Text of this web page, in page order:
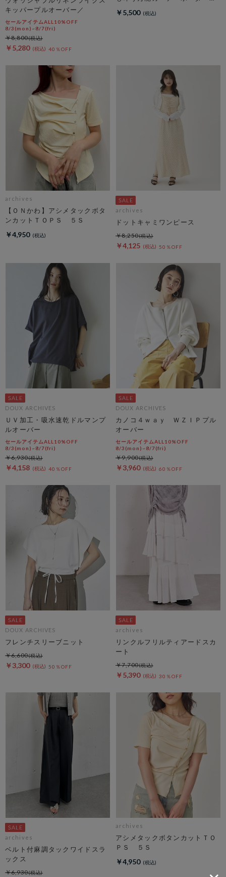
キッパープルオーバー／
セールアイテムALL10%OFF
8/3(mon)~8/7(fri)
￥5,280 40％OFF
￥8,800
ニットカーディガン
￥5,500
archives
【ＯＮかわ】アシメタックボタ
ンカットＴＯＰＳ ５Ｓ
￥4,950
archives
ドットキャミワンピース
￥4,125 50％OFF
￥8,250
DOUX ARCHIVES
ＵＶ加工・吸水速乾ドルマンプ
ルオーバー
セールアイテムALL10%OFF
8/3(mon)~8/7(fri)
￥4,158 40％OFF
￥6,930
DOUX ARCHIVES
カノコ４ｗａｙ ＷＺＩＰプル
オーバー
セールアイテムALL10%OFF
8/3(mon)~8/7(fri)
￥3,960 60％OFF
￥9,900
DOUX ARCHIVES
フレンチスリーブニット
￥3,300 50％OFF
￥6,600
archives
リンクルフリルティアードスカ
ート
￥5,390 30％OFF
￥7,700
archives
ベルト付麻調タックワイドスラ
ックス
￥6,930
archives
アシメタックボタンカットＴＯ
ＰＳ ５Ｓ
￥4,950